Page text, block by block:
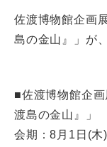
佐渡博物館企画
島の金山』」が
■佐渡博物館企
渡島の金山』」
会期：8月1日(